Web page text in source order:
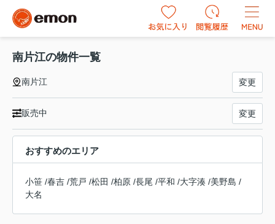
南片江の物件一覧
南片江 変更
販売中 変更
おすすめのエリア
小笹 /春吉 /荒戸 /松田 /柏原 /長尾 /平和 /大字湊 /美野島 /
大名